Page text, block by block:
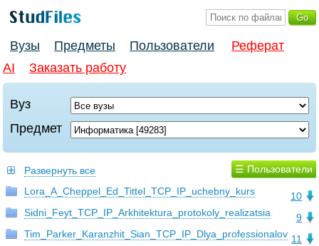
Вузы Предметы Пользователи
Реферат
AI
Заказать работу
Вуз
Предмет
☰ Пользователи
Развернуть все
10
Lora_A_Cheppel_Ed_Tittel_TCP_IP_uchebny_kurs
9
Sidni_Feyt_TCP_IP_Arkhitektura_protokoly_realizatsia
11
Tim_Parker_Karanzhit_Sian_TCP_IP_Dlya_professionalov